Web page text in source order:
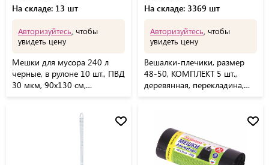
На складе: 13 шт
Авторизуйтесь , чтобы
увидеть цену
Мешки для мусора 240 л
черные, в рулоне 10 шт., ПВД
30 мкм, 90x130 см,
На складе: 3369 шт
Авторизуйтесь , чтобы
увидеть цену
Вешалки-плечики, размер
48-50, КОМПЛЕКТ 5 шт.,
деревянная, перекладина,